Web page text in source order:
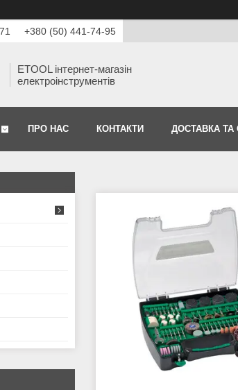
+380 (50) 441-74-95
ETOOL інтернет-магазін
електроінструментів
ПРО НАС КОНТАКТИ ДОСТАВКА ТА